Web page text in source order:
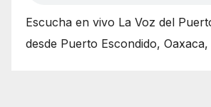
Escucha en vivo La Voz del
desde Puerto Escondido,